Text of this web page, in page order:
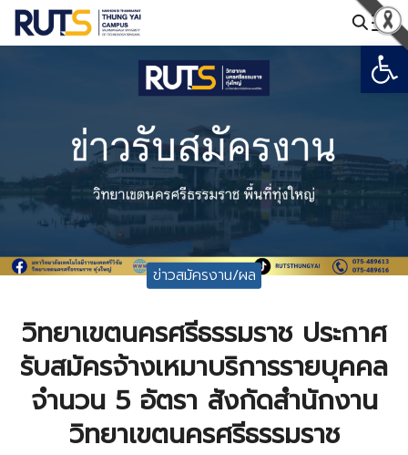
Skip
ข่าวสมัครงาน/ผล
วิทยาเขตนครศรีธรรมราช ประกาศ
รับสมัครจ้างเหมาบริการรายบุคคล
จำนวน 5 อัตรา สังกัดสำนักงาน
วิทยาเขตนครศรีธรรมราช